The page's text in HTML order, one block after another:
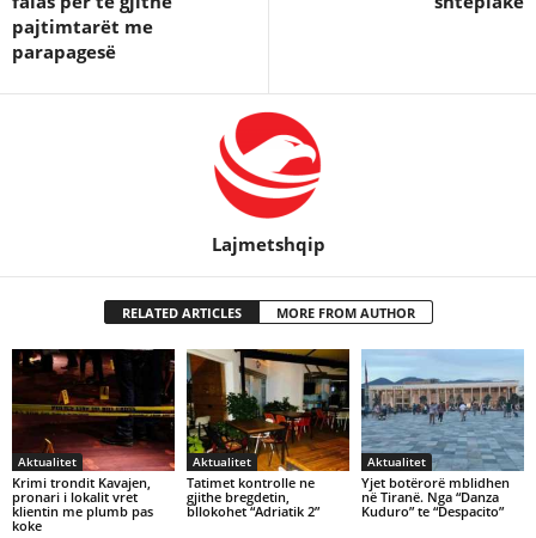
pajtimtarët me
parapagesë
Lajmetshqip
RELATED ARTICLES MORE FROM AUTHOR
Aktualitet
Krimi trondit Kavajen,
pronari i lokalit vret
klientin me plumb pas
koke
Aktualitet
Tatimet kontrolle ne
gjithe bregdetin,
bllokohet “Adriatik 2”
Aktualitet
Yjet botërorë mblidhen
në Tiranë. Nga “Danza
Kuduro” te “Despacito”